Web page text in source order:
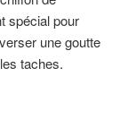
spécial pour
une goutte
taches.